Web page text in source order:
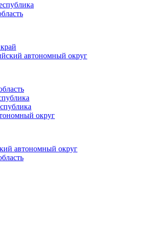
автономный округ
округ
автономный округ